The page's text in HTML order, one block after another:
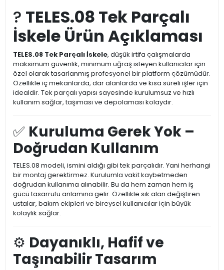
?️ TELES.08 Tek Parçalı
İskele Ürün Açıklaması
TELES.08 Tek Parçalı İskele, düşük irtifa çalışmalarda
maksimum güvenlik, minimum uğraş isteyen kullanıcılar için
özel olarak tasarlanmış profesyonel bir platform çözümüdür.
Özellikle iç mekanlarda, dar alanlarda ve kısa süreli işler için
idealdir. Tek parçalı yapısı sayesinde kurulumsuz ve hızlı
kullanım sağlar, taşıması ve depolaması kolaydır.
✅ Kuruluma Gerek Yok –
Doğrudan Kullanım
TELES.08 modeli, ismini aldığı gibi tek parçalıdır. Yani herhangi
bir montaj gerektirmez. Kurulumla vakit kaybetmeden
doğrudan kullanıma alınabilir. Bu da hem zaman hem iş
gücü tasarrufu anlamına gelir. Özellikle sık alan değiştiren
ustalar, bakım ekipleri ve bireysel kullanıcılar için büyük
kolaylık sağlar.
⚙️ Dayanıklı, Hafif ve
Taşınabilir Tasarım